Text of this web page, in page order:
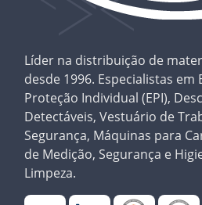
Líder na distribuição de
desde 1996. Especialistas
Proteção Individual (EPI),
Detectáveis, Vestuário de
Segurança, Máquinas para
de Medição, Segurança e
Limpeza.